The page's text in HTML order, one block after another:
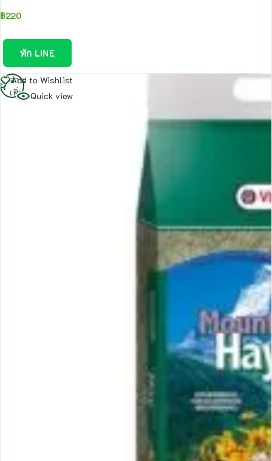
฿220
ทัก LINE
Add to Wishlist
Quick view
อ่าน
เพิ่ม